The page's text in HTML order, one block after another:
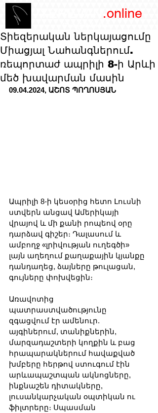
.online
Տիեզերական ներկայացումը
Միացյալ Նահանգներում.
ռեպորտաժ ապրիլի 8-ի Արևի
մեծ խավարման մասին
09.04.2024, ԱՇՈՏ ՊՈՂՈՍՅԱՆ
Ապրիլի 8-ի կեսօրից հետո Լուսնի
ստվերն անցավ Ամերիկայի
վրայով և մի քանի րոպեով օրը
դարձավ գիշեր։ Դալասում և
ամբողջ «լրիվության ուղեգծի»
լայն աղեղում քաղաքային կյանքը
դանդաղեց, ձայները թուլացան,
գույները փոխվեցին։
Առավոտից
պատրաստվածությունը
զգացվում էր ամենուր.
այգիներում, տանիքներին,
մարզադաշտերի կողքին և բաց
հրապարակներում հավաքված
խմբերը հերթով ստուգում էին
արևապաշտպան ակնոցները,
ինքնաշեն դիտակները,
լուսանկարչական օպտիկան ու
ֆիլտրերը։ Սպասման